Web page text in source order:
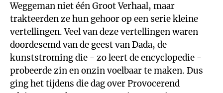
Weggeman niet één Groot Verhaal, maar
trakteerden ze hun gehoor op een serie kleine
vertellingen. Veel van deze vertellingen waren
doordesemd van de geest van Dada, de
kunststroming die - zo leert de encyclopedie -
probeerde zin en onzin voelbaar te maken. Dus
ging het tijdens die dag over Provocerend